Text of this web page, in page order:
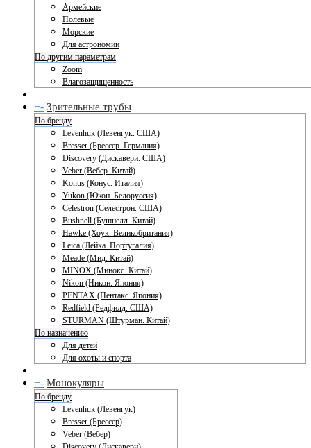
Армейские
Полевые
Морские
Для астрономии
По другим параметрам
Zoom
Влагозащищенность
+- Зрительные трубы
По бренду
Levenhuk (Левенгук. США)
Bresser (Брессер. Германия)
Discovery (Дискавери. США)
Veber (Вебер. Китай)
Konus (Конус. Италия)
Yukon (Юкон. Белоруссия)
Celestron (Селестрон. США)
Bushnell (Бушнелл. Китай)
Hawke (Хоук. Великобритания)
Leica (Лейка. Португалия)
Meade (Мид. Китай)
MINOX (Минокс. Китай)
Nikon (Никон. Япония)
PENTAX (Пентакс. Япония)
Redfield (Редфилд. США)
STURMAN (Штурман. Китай)
По назначению
Для детей
Для охоты и спорта
+- Монокуляры
По бренду
Levenhuk (Левенгук)
Bresser (Брессер)
Veber (Вебер)